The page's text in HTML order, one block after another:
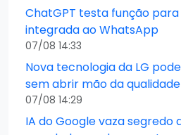
ChatGPT testa função
integrada ao WhatsApp
07/08 14:33
Nova tecnologia da LG
sem abrir mão da qualidade
07/08 14:29
IA do Google vaza segredo